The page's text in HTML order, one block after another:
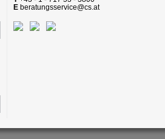
E beratungsservice@cs.at